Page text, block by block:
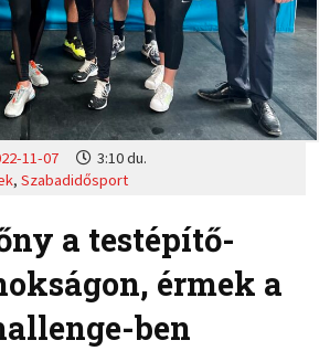
11-07
3:10 du.
,Szabadidősport
a testépítő-
érmek a
ben